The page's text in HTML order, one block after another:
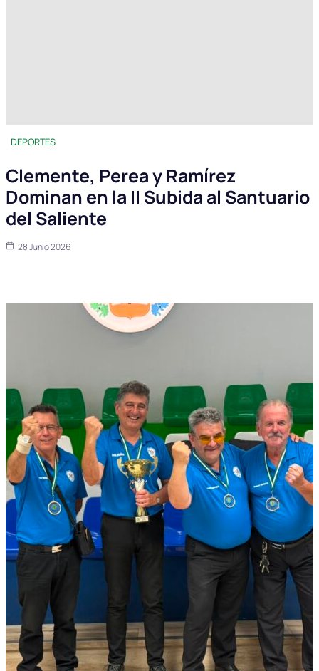
DEPORTES
Clemente, Perea y Ramírez
Dominan en la II Subida al Santuario
del Saliente
28 Junio 2026